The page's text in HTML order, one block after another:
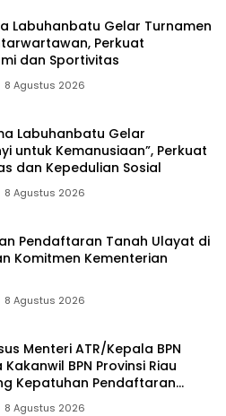
Labuhanbatu Gelar Turnamen
Perkuat
dan Sportivitas
8 Agustus 2026
Labuhanbatu Gelar
untuk Kemanusiaan”, Perkuat
dan Kepedulian Sosial
8 Agustus 2026
Pendaftaran Tanah Ulayat di
Komitmen Kementerian
8 Agustus 2026
Menteri ATR/Kepala BPN
BPN Provinsi Riau
Kepatuhan Pendaftaran
8 Agustus 2026